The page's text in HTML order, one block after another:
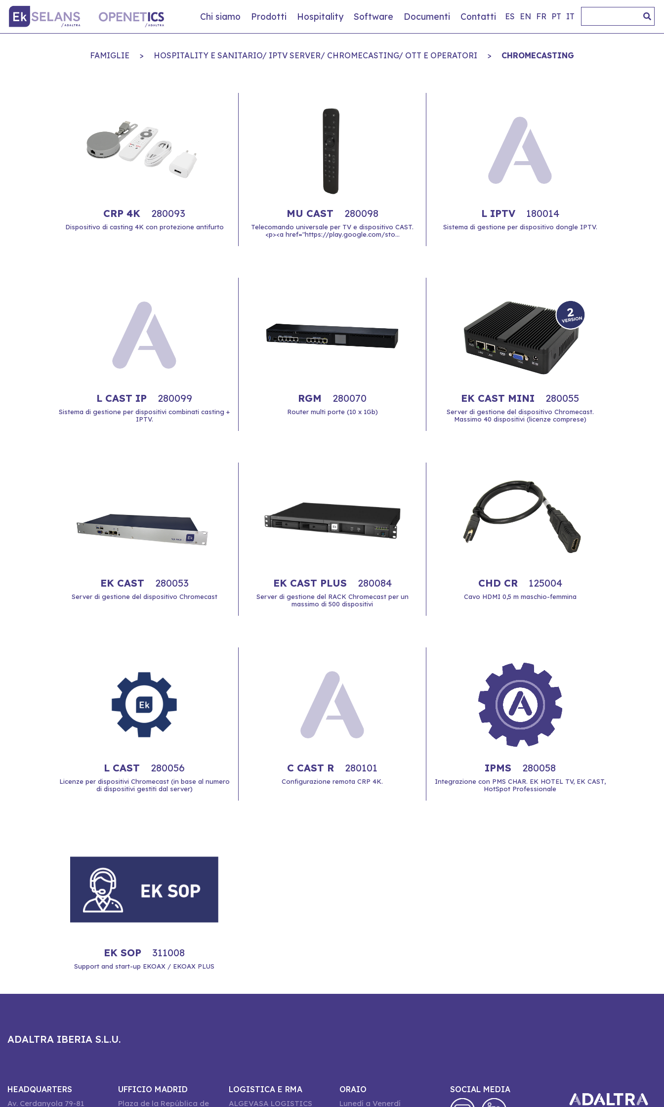
Chi siamo Prodotti Hospitality Software Documenti Contatti ES EN FR PT IT
FAMIGLIE > HOSPITALITY E SANITARIO/ IPTV SERVER/ CHROMECASTING/ OTT E OPERATORI > CHROMECASTING
CRP 4K 280093
Dispositivo di casting 4K con protezione antifurto
MU CAST 280098
Telecomando universale per TV e dispositivo CAST.
<p><a href="https://play.google.com/sto...
L IPTV 180014
Sistema di gestione per dispositivo dongle IPTV.
L CAST IP 280099
Sistema di gestione per dispositivi combinati casting +
IPTV.
RGM 280070
Router multi porte (10 x 1Gb)
EK CAST MINI 280055
Server di gestione del dispositivo Chromecast.
Massimo 40 dispositivi (licenze comprese)
EK CAST 280053
Server di gestione del dispositivo Chromecast
EK CAST PLUS 280084
Server di gestione del RACK Chromecast per un
massimo di 500 dispositivi
CHD CR 125004
Cavo HDMI 0,5 m maschio-femmina
L CAST 280056
Licenze per dispositivi Chromecast (in base al numero
di dispositivi gestiti dal server)
C CAST R 280101
Configurazione remota CRP 4K.
IPMS 280058
Integrazione con PMS CHAR. EK HOTEL TV, EK CAST,
HotSpot Professionale
EK SOP 311008
Support and start-up EKOAX / EKOAX PLUS
ADALTRA IBERIA S.L.U.
HEADQUARTERS
Av. Cerdanyola 79-81
UFFICIO MADRID
Plaza de la República de
LOGISTICA E RMA
ALGEVASA LOGISTICS
ORAIO
Lunedí a Venerdí
SOCIAL MEDIA